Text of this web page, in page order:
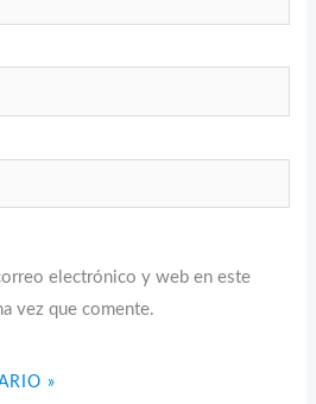
electrónico y web en este
vez que comente.